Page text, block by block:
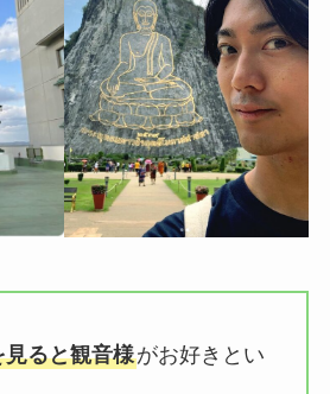
ると観音様がお好きとい